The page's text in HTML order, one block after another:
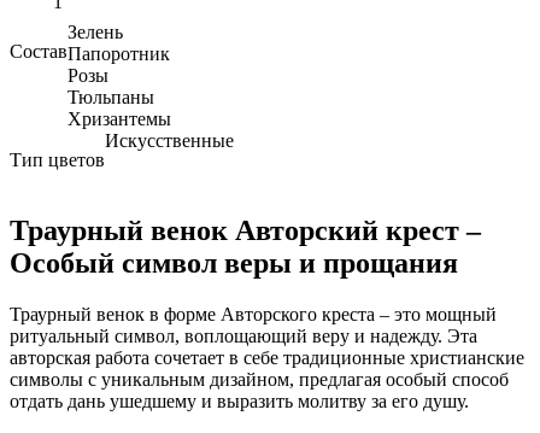
Состав
Зелень
Папоротник
Розы
Тюльпаны
Хризантемы
Тип цветов
Искусственные
Траурный венок Авторский крест –
Особый символ веры и прощания
Траурный венок в форме Авторского креста – это мощный
ритуальный символ, воплощающий веру и надежду. Эта
авторская работа сочетает в себе традиционные христианские
символы с уникальным дизайном, предлагая особый способ
отдать дань ушедшему и выразить молитву за его душу.